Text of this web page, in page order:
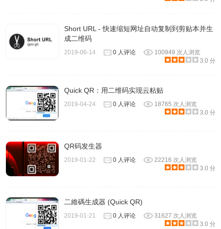
Short URL - 快速缩短网址自动复制到剪贴本并生
成二维码
2019-06-14 0 人评论
100949 次人浏览
3.0 分
Quick QR：用二维码实现云粘贴
2019-04-24 0 人评论
18765 次人浏览
3.0 分
QR码发生器
2019-01-22 0 人评论
22216 次人浏览
3.0 分
二維碼生成器 (Quick QR)
2019-01-21 0 人评论
31627 次人浏览
3.0 分